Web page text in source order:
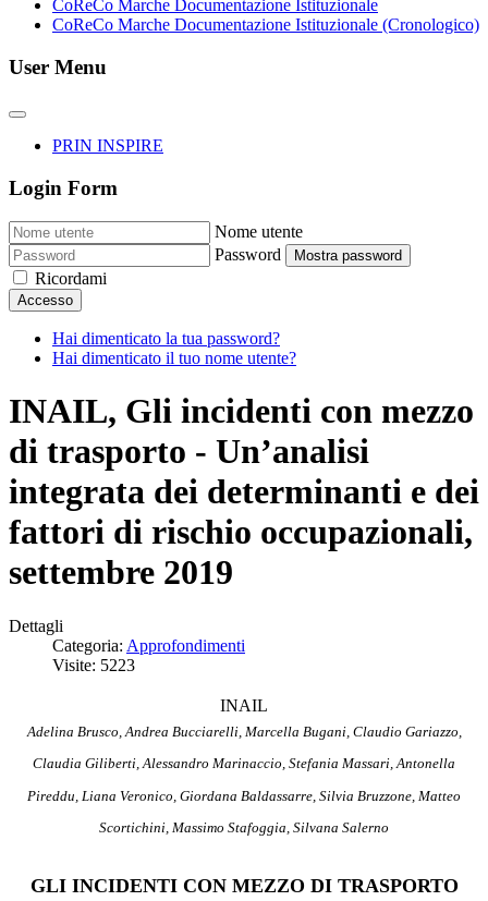
CoReCo Marche Documentazione Istituzionale
CoReCo Marche Documentazione Istituzionale (Cronologico)
User Menu
PRIN INSPIRE
Login Form
Nome utente
Password
Mostra password
Ricordami
Accesso
Hai dimenticato la tua password?
Hai dimenticato il tuo nome utente?
INAIL, Gli incidenti con mezzo
di trasporto - Un’analisi
integrata dei determinanti e dei
fattori di rischio occupazionali,
settembre 2019
Dettagli
Categoria: Approfondimenti
Visite: 5223
INAIL
Adelina Brusco, Andrea Bucciarelli, Marcella Bugani, Claudio Gariazzo,
Claudia Giliberti, Alessandro Marinaccio, Stefania Massari, Antonella
Pireddu, Liana Veronico, Giordana Baldassarre, Silvia Bruzzone, Matteo
Scortichini, Massimo Stafoggia, Silvana Salerno
GLI INCIDENTI CON MEZZO DI TRASPORTO